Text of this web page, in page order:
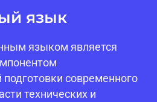
язык
языком является
современного
технических и